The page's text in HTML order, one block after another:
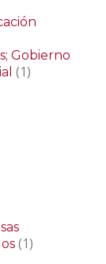
Gobierno
(1)
(1)